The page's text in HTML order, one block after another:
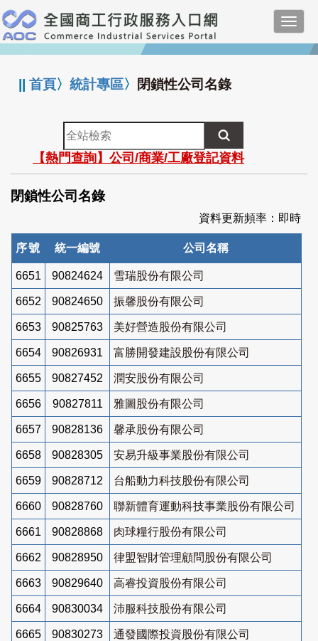
跳
到
主
要
:::
||首頁〉統計專區〉 閉鎖性公司名錄
全
站
檢
索
【熱門查詢】公司/商業/工廠登記資料
閉鎖性公司名錄
資料更新頻率：即時
序號 統一編號 公司名稱
6651 90824624 雪瑞股份有限公司
6652 90824650 振馨股份有限公司
6653 90825763 美好營造股份有限公司
6654 90826931 富勝開發建設股份有限公司
6655 90827452 潤安股份有限公司
6656 90827811 雅圖股份有限公司
6657 90828136 馨承股份有限公司
6658 90828305 安易升級事業股份有限公司
6659 90828712 台船動力科技股份有限公司
6660 90828760 聯新體育運動科技事業股份有限公司
6661 90828868 肉球糧行股份有限公司
6662 90828950 律盟智財管理顧問股份有限公司
6663 90829640 高睿投資股份有限公司
6664 90830034 沛服科技股份有限公司
6665 90830273 通發國際投資股份有限公司